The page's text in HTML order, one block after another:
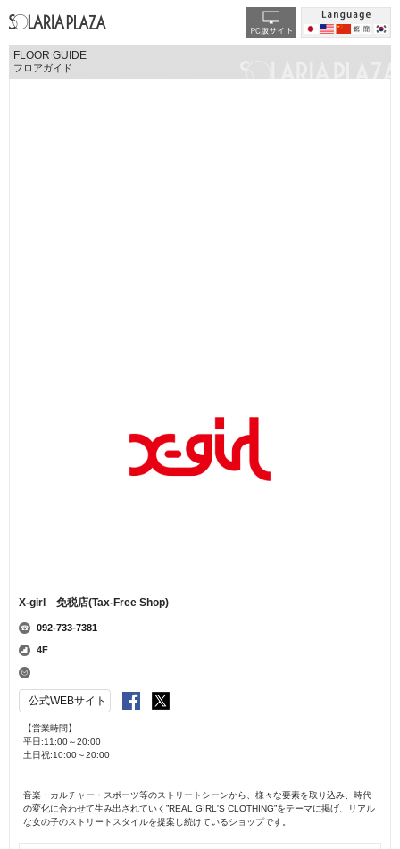
FLOOR GUIDE
フロアガイド
X-girl 免税店(Tax-Free Shop)
092-733-7381
4F
公式WEBサイト
【営業時間】
平日:11:00～20:00
土日祝:10:00～20:00
音楽・カルチャー・スポーツ等のストリートシーンから、様々な要素を取り込み、時代
の変化に合わせて生み出されていく”REAL GIRL'S CLOTHING”をテーマに掲げ、リアル
な女の子のストリートスタイルを提案し続けているショップです。